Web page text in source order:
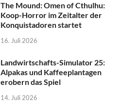
The Mound: Omen of Cthulhu:
Koop-Horror im Zeitalter der
Konquistadoren startet
16. Juli 2026
Landwirtschafts-Simulator 25:
Alpakas und Kaffeeplantagen
erobern das Spiel
14. Juli 2026